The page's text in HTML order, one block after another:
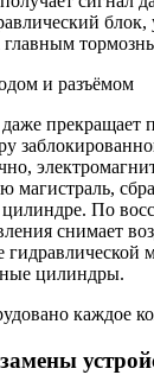
главным
и разъёмом
прекращает
магистраль,
По
снимает
гидравлической
цилиндры.
каждое